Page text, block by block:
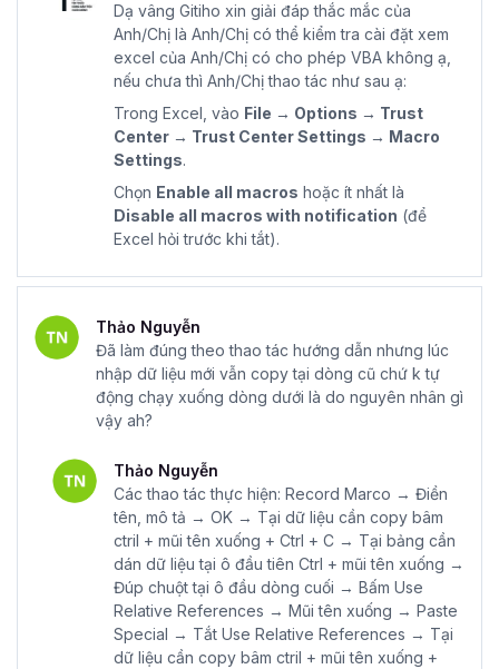
Dạ vâng Gitiho xin giải đáp thắc mắc của
Anh/Chị là Anh/Chị có thể kiểm tra cài đặt xem
excel của Anh/Chị có cho phép VBA không ạ,
nếu chưa thì Anh/Chị thao tác như sau ạ:
Trong Excel, vào File → Options → Trust
Center → Trust Center Settings → Macro
Settings.
Chọn Enable all macros hoặc ít nhất là
Disable all macros with notification (để
Excel hỏi trước khi tắt).
Thảo Nguyễn
Đã làm đúng theo thao tác hướng dẫn nhưng lúc
nhập dữ liệu mới vẫn copy tại dòng cũ chứ k tự
động chạy xuống dòng dưới là do nguyên nhân gì
vậy ah?
Thảo Nguyễn
Các thao tác thực hiện: Record Marco → Điền
tên, mô tả → OK → Tại dữ liệu cần copy bâm
ctril + mũi tên xuống + Ctrl + C → Tại bảng cần
dán dữ liệu tại ô đầu tiên Ctrl + mũi tên xuống →
Đúp chuột tại ô đầu dòng cuối → Bấm Use
Relative References → Mũi tên xuống → Paste
Special → Tắt Use Relative References → Tại
dữ liệu cần copy bâm ctril + mũi tên xuống +